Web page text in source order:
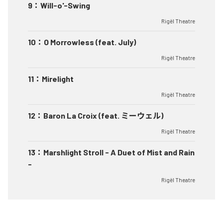
9 ： Will-o'-Swing
Rigël Theatre
10 ： O Morrowless (feat. July)
Rigël Theatre
11 ： Mirelight
Rigël Theatre
12 ： Baron La Croix (feat. ミーウェル)
Rigël Theatre
13 ： Marshlight Stroll - A Duet of Mist and Rain
-
Rigël Theatre